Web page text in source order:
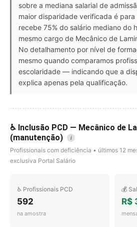
sobre a mediana salarial de
maior disparidade verificada é para
recebe 75% do salário mediano do
mesmo cargo de Mecânico de
No detalhamento por nível de
mesmo quando comparamos
escolaridade — indicando que a
explica apenas pela qualificação.
♿ Inclusão PCD — Mecânico de
(manutenção)
i
Profissionais com deficiência • últimos 12
exclusiva Portal Salário
♿ Profissionais PCD
592
na amostra
💰
R$